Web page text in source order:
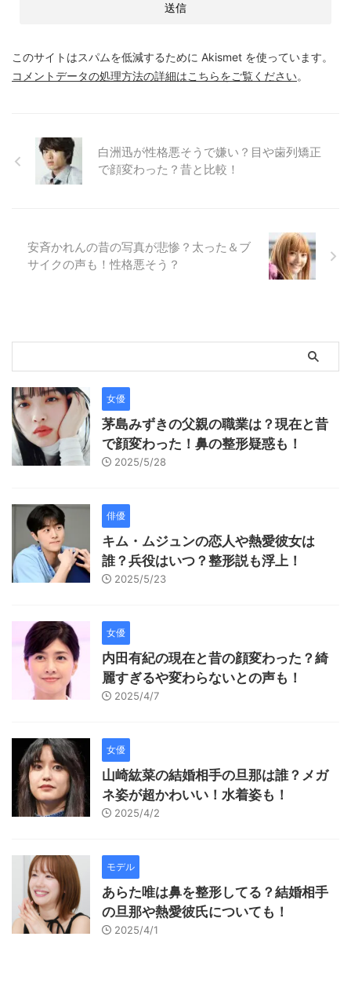
このサイトはスパムを低減するために Akismet を使っています。
コメントデータの処理方法の詳細はこちらをご覧ください。
白洲迅が性格悪そうで嫌い？目や歯列矯正
で顔変わった？昔と比較！
安斉かれんの昔の写真が悲惨？太った＆ブ
サイクの声も！性格悪そう？
女優
茅島みずきの父親の職業は？現在と昔
で顔変わった！鼻の整形疑惑も！
2025/5/28
俳優
キム・ムジュンの恋人や熱愛彼女は
誰？兵役はいつ？整形説も浮上！
2025/5/23
女優
内田有紀の現在と昔の顔変わった？綺
麗すぎるや変わらないとの声も！
2025/4/7
女優
山崎紘菜の結婚相手の旦那は誰？メガ
ネ姿が超かわいい！水着姿も！
2025/4/2
モデル
あらた唯は鼻を整形してる？結婚相手
の旦那や熱愛彼氏についても！
2025/4/1